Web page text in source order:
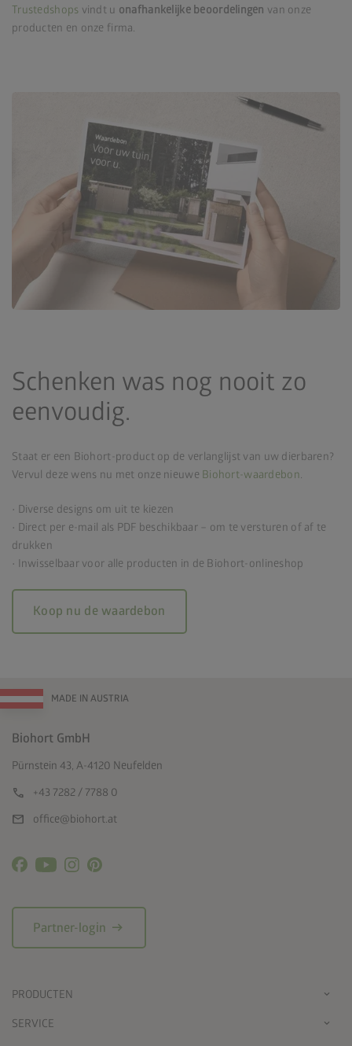
Trustedshops vindt u onafhankelijke beoordelingen van onze
producten en onze firma.
Schenken was nog nooit zo
eenvoudig.
Staat er een Biohort-product op de verlanglijst van uw dierbaren?
Vervul deze wens nu met onze nieuwe Biohort-waardebon.
• Diverse designs om uit te kiezen
• Direct per e-mail als PDF beschikbaar – om te versturen of af te
drukken
• Inwisselbaar voor alle producten in de Biohort-onlineshop
Koop nu de waardebon
MADE IN AUSTRIA
Biohort GmbH
Pürnstein 43, A-4120 Neufelden
call +43 7282 / 7788 0
mail office@biohort.at
Partner-login arrow_right_alt
PRODUCTEN
SERVICE